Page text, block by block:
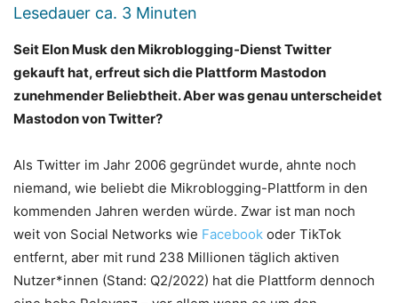
Lesedauer ca. 3 Minuten
Seit Elon Musk den Mikroblogging-Dienst Twitter
gekauft hat, erfreut sich die Plattform Mastodon
zunehmender Beliebtheit. Aber was genau unterscheidet
Mastodon von Twitter?
Als Twitter im Jahr 2006 gegründet wurde, ahnte noch
niemand, wie beliebt die Mikroblogging-Plattform in den
kommenden Jahren werden würde. Zwar ist man noch
weit von Social Networks wie Facebook oder TikTok
entfernt, aber mit rund 238 Millionen täglich aktiven
Nutzer*innen (Stand: Q2/2022) hat die Plattform dennoch